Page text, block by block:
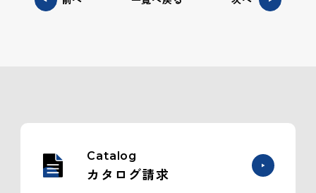
Catalog
カタログ請求